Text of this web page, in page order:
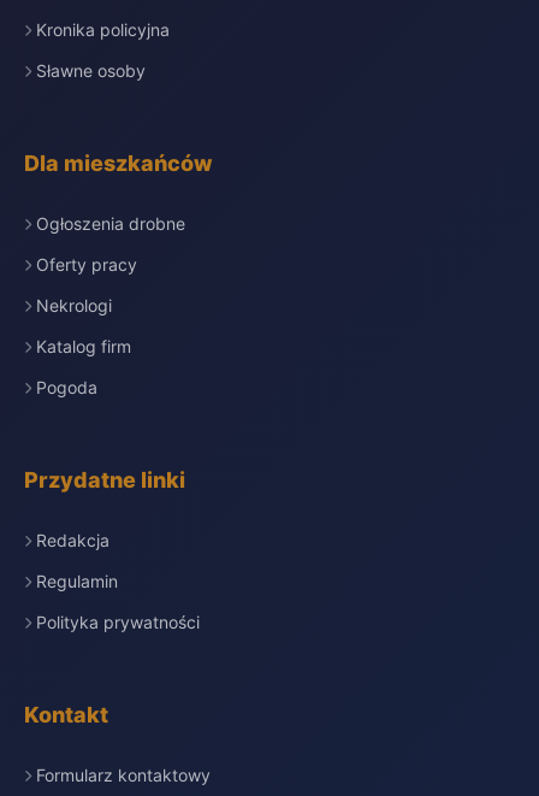
Kronika policyjna
Sławne osoby
Dla mieszkańców
Ogłoszenia drobne
Oferty pracy
Nekrologi
Katalog firm
Pogoda
Przydatne linki
Redakcja
Regulamin
Polityka prywatności
Kontakt
Formularz kontaktowy